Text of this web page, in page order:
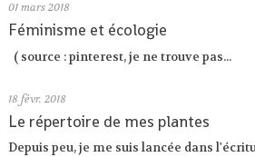
01 mars 2018
Féminisme et écologie
( source : pinterest, je ne trouve pas...
18 févr. 2018
Le répertoire de mes plantes
Depuis peu, je me suis lancée dans